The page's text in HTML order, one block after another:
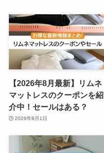
【2026年8月最新】リムネ
マットレスのクーポンを紹
介中！セールはある？
2026年8月1日